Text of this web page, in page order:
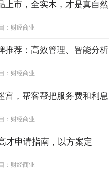
上市，全实木，才是真自然
： 财经商业
推荐：高效管理、智能分析
： 财经商业
宫，帮客帮把服务费和利息
： 财经商业
才申请指南，以方案定
： 财经商业